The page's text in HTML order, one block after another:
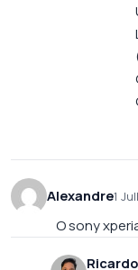
Alexandre1
O sony